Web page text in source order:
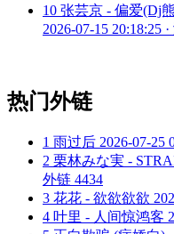
10 张芸京 - 偏爱(Dj
2026-07-15 20:18:25
热门外链
1 雨过后 2026-07-25
2 栗林みな実 -
外链 4434
3 花花 - 欲欲欲欲
4 叶里 - 人间惊鸿客